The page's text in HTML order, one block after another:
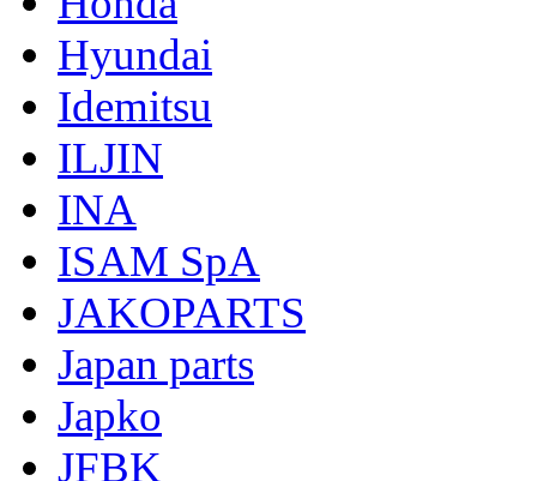
Hyundai
Idemitsu
ILJIN
INA
ISAM SpA
JAKOPARTS
Japan parts
Japko
JFBK